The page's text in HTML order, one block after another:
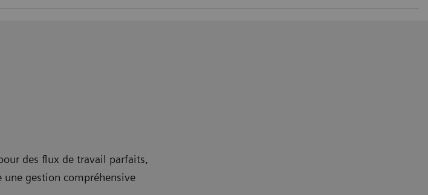
des flux de travail parfaits,
une gestion compréhensive